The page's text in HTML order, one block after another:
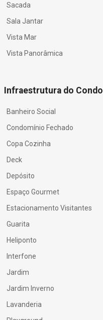
Sacada
Sala Jantar
Vista Mar
Vista Panorâmica
Infraestrutura do
Banheiro Social
Condomínio Fechado
Copa Cozinha
Deck
Depósito
Espaço Gourmet
Estacionamento Visitantes
Guarita
Heliponto
Interfone
Jardim
Jardim Inverno
Lavanderia